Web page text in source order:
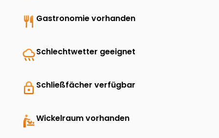
restaurant Gastronomie vorhanden
rainySchlechtwetter geeignet
lock Schließfächer verfügbar
baby_changing_stationWickelraum vorhanden